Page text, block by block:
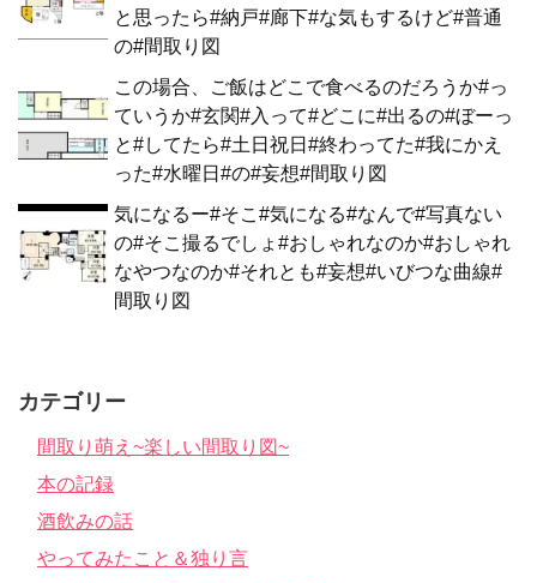
と思ったら#納戸#廊下#な気もするけど#普通
の#間取り図
この場合、ご飯はどこで食べるのだろうか#っ
ていうか#玄関#入って#どこに#出るの#ぼーっ
と#してたら#土日祝日#終わってた#我にかえ
った#水曜日#の#妄想#間取り図
気になるー#そこ#気になる#なんで#写真ない
の#そこ撮るでしょ#おしゃれなのか#おしゃれ
なやつなのか#それとも#妄想#いびつな曲線#
間取り図
カテゴリー
間取り萌え~楽しい間取り図~
本の記録
酒飲みの話
やってみたこと＆独り言